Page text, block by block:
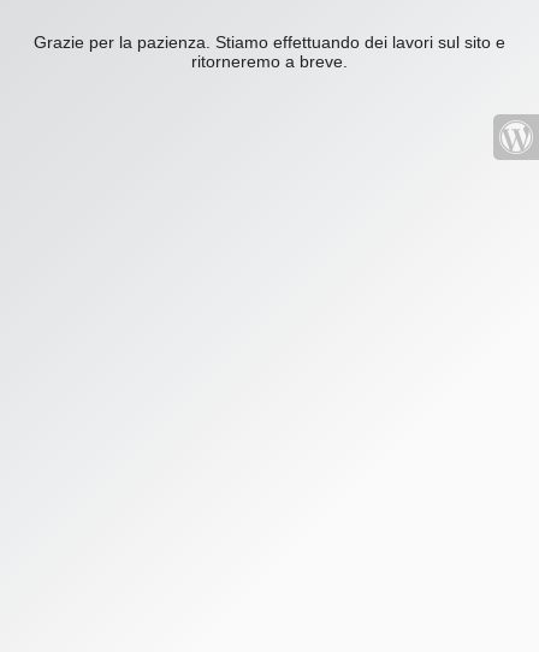
Grazie per la pazienza. Stiamo effettuando dei lavori sul sito e
ritorneremo a breve.